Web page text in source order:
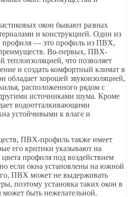
окон бывают разных
и конструкцией. Один из
профиля — это профиль из ПВХ,
Во-первых, ПВХ-
теплоизоляцией, что позволяет
и создать комфортный климат в
хорошей звукоизоляцией,
расположенного рядом с
источниками шума. Кроме
водоотталкивающими
устойчивыми к влаге и
ПВХ-профиль также имеет
его критики указывают на
профиля под воздействием
если окна установлены на южной
ПВХ может не выдерживать
поэтому установка таких окон в
быть нежелательной.